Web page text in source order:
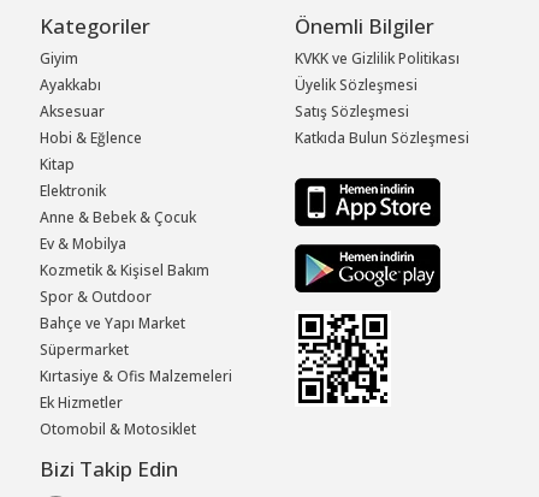
Kategoriler
Giyim
Ayakkabı
Aksesuar
Hobi & Eğlence
Kitap
Elektronik
Anne & Bebek & Çocuk
Ev & Mobilya
Kozmetik & Kişisel Bakım
Spor & Outdoor
Bahçe ve Yapı Market
Süpermarket
Kırtasiye & Ofis Malzemeleri
Ek Hizmetler
Otomobil & Motosiklet
Önemli Bilgiler
KVKK ve Gizlilik Politikası
Üyelik Sözleşmesi
Satış Sözleşmesi
Katkıda Bulun Sözleşmesi
Bizi Takip Edin